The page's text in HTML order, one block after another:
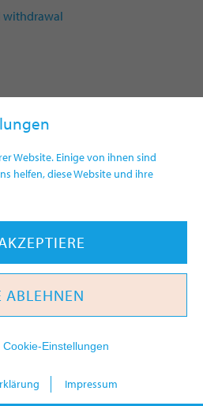
Website. Einige von ihnen sind
helfen, diese Website und ihre
ABLEHNEN
Cookie-Einstellungen
Impressum
withdrawal